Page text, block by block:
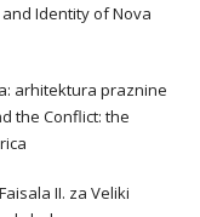
Identity of Nova
arhitektura praznine
the Conflict: the
II. za Veliki